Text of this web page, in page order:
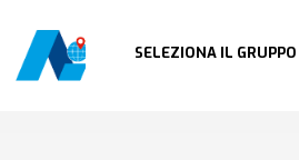
SELEZIONA IL GRUPPO